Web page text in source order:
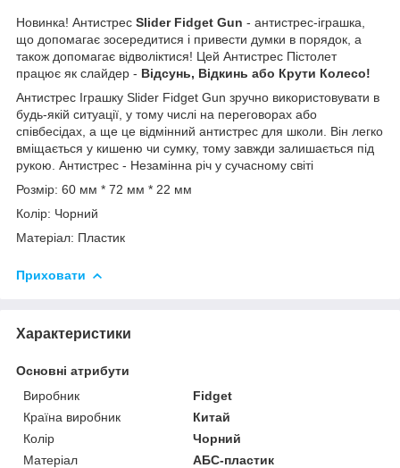
Новинка! Антистрес Slider Fidget Gun - антистрес-іграшка,
що допомагає зосередитися і привести думки в порядок, а
також допомагає відволіктися! Цей Антистрес Пістолет
працює як слайдер - Відсунь, Відкинь або Крути Колесо!
Антистрес Іграшку Slider Fidget Gun зручно використовувати в
будь-якій ситуації, у тому числі на переговорах або
співбесідах, а ще це відмінний антистрес для школи. Він легко
вміщається у кишеню чи сумку, тому завжди залишається під
рукою. Антистрес - Незамінна річ у сучасному світі
Розмір: 60 мм * 72 мм * 22 мм
Колір: Чорний
Матеріал: Пластик
Приховати
Характеристики
Основні атрибути
Виробник
Fidget
Країна виробник
Китай
Колір
Чорний
Матеріал
АБС-пластик